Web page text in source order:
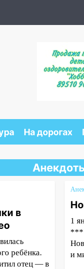
На дорогах
в
ребёнка.
отец — в
1
***
и